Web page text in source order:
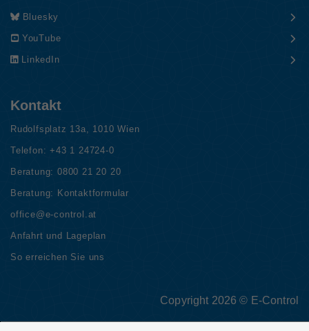
Bluesky
YouTube
LinkedIn
Kontakt
Rudolfsplatz 13a, 1010 Wien
Telefon:+43 1 24724-0
Beratung: 0800 21 20 20
Beratung: Kontaktformular
office@e-control.at
Anfahrt und Lageplan
So erreichen Sie uns
Copyright 2026 © E-Control